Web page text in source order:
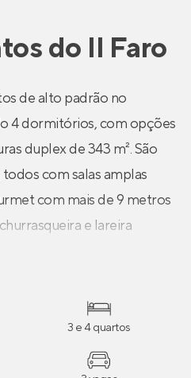
do Il Faro
de alto padrão no
4 dormitórios, com opções
duplex de 343 m². São
com salas amplas
com mais de 9 metros
e lareira
muito mais!
3 e 4 quartos